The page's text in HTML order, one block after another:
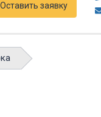
Оставить заявку